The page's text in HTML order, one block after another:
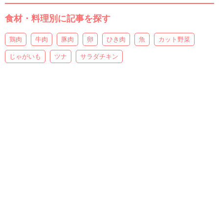
食材・料理別に記事を探す
鶏肉 牛肉 豚肉 卵 ひき肉 魚 カット野菜
じゃがいも ツナ サラダチキン